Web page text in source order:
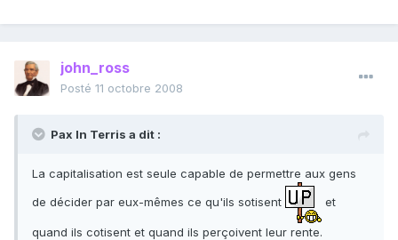
john_ross
Posté 11 octobre 2008
Pax In Terris a dit :
La capitalisation est seule capable de permettre aux gens
de décider par eux-mêmes ce qu'ils sotisent
et
quand ils cotisent et quand ils perçoivent leur rente.